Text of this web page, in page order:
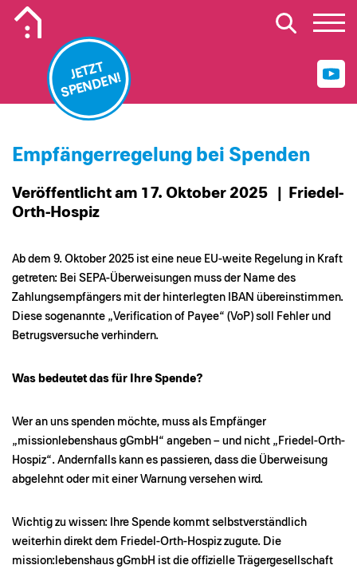
JETZT
SPENDEN!
Empfängerregelung bei Spenden
Veröffentlicht am 17. Oktober 2025
| Friedel-
Orth-Hospiz
Ab dem 9. Oktober 2025 ist eine neue EU-weite Regelung in Kraft
getreten: Bei SEPA-Überweisungen muss der Name des
Zahlungsempfängers mit der hinterlegten IBAN übereinstimmen.
Diese sogenannte „Verification of Payee“ (VoP) soll Fehler und
Betrugsversuche verhindern.
Was bedeutet das für Ihre Spende?
Wer an uns spenden möchte, muss als Empfänger
„missionlebenshaus gGmbH“ angeben – und nicht „Friedel-Orth-
Hospiz“. Andernfalls kann es passieren, dass die Überweisung
abgelehnt oder mit einer Warnung versehen wird.
Wichtig zu wissen: Ihre Spende kommt selbstverständlich
weiterhin direkt dem Friedel-Orth-Hospiz zugute. Die
mission:lebenshaus gGmbH ist die offizielle Trägergesellschaft
Mobiles Logo Mission Lebenshaus